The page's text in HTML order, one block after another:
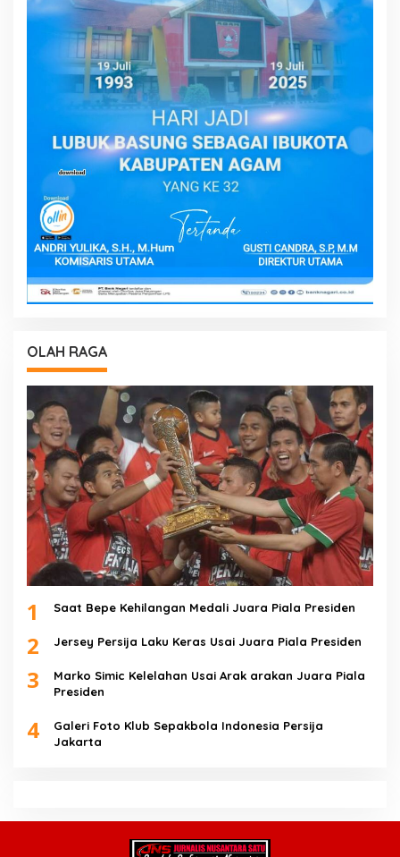
OLAH RAGA
1 Saat Bepe Kehilangan Medali Juara Piala Presiden
2 Jersey Persija Laku Keras Usai Juara Piala Presiden
3
Marko Simic Kelelahan Usai Arak arakan Juara Piala
Presiden
4
Galeri Foto Klub Sepakbola Indonesia Persija
Jakarta